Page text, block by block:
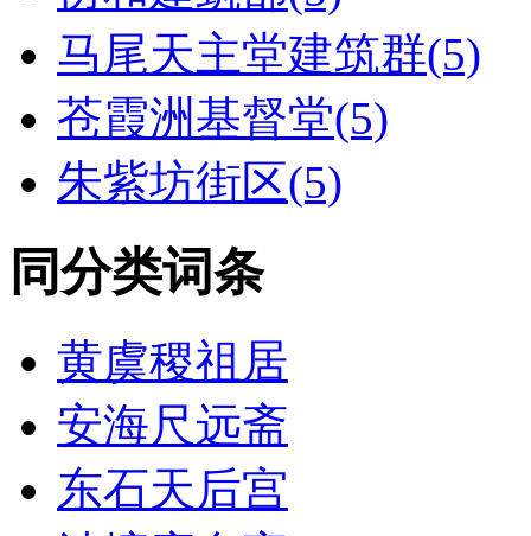
马尾天主堂建筑群(5)
苍霞洲基督堂(5)
朱紫坊街区(5)
同分类词条
黄虞稷祖居
安海尺远斋
东石天后宫